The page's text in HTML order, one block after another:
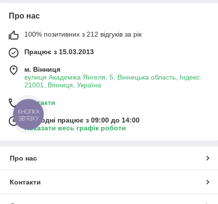
Про нас
100% позитивних з 212 відгуків за рік
Працює з 15.03.2013
м. Вінниця
вулиця Академіка Янгеля, 5, Вінницька область, Індекс:
21001, Вінниця, Україна
Контакти
Сьогодні працює з 09:00 до 14:00
Показати весь графік роботи
Про нас
Контакти
КНОПКА
ЗВ'ЯЗКУ